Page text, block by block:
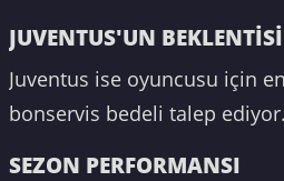
JUVENTUS'UN BEKLENTİSİ
Juventus ise oyuncusu için
bonservis bedeli talep ediyor.
SEZON PERFORMANSI